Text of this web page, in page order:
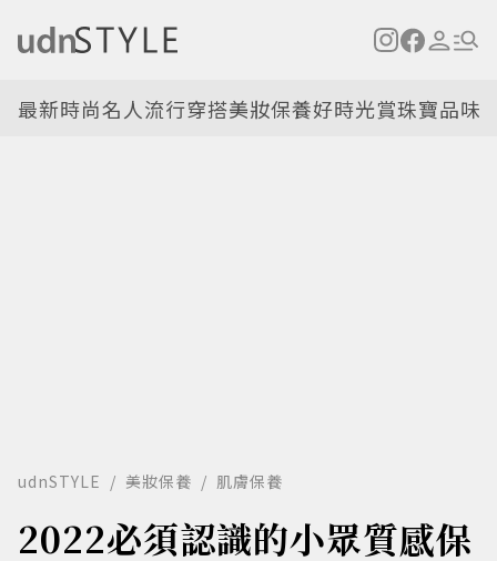
最新時尚名人流行穿搭美妝保養好時光賞珠寶品味
udnSTYLE 美妝保養 肌膚保養
2022必須認識的小眾質感保